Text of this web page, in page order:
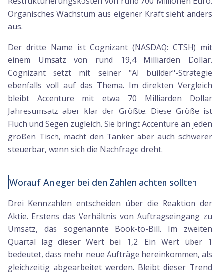
Organisches Wachstum aus eigener Kraft sieht anders
aus.
Der dritte Name ist Cognizant (NASDAQ: CTSH) mit
einem Umsatz von rund 19,4 Milliarden Dollar.
Cognizant setzt mit seiner "AI builder"-Strategie
ebenfalls voll auf das Thema. Im direkten Vergleich
bleibt Accenture mit etwa 70 Milliarden Dollar
Jahresumsatz aber klar der Größte. Diese Größe ist
Fluch und Segen zugleich. Sie bringt Accenture an jeden
großen Tisch, macht den Tanker aber auch schwerer
steuerbar, wenn sich die Nachfrage dreht.
Worauf Anleger bei den Zahlen achten sollten
Drei Kennzahlen entscheiden über die Reaktion der
Aktie. Erstens das Verhältnis von Auftragseingang zu
Umsatz, das sogenannte Book-to-Bill. Im zweiten
Quartal lag dieser Wert bei 1,2. Ein Wert über 1
bedeutet, dass mehr neue Aufträge hereinkommen, als
gleichzeitig abgearbeitet werden. Bleibt dieser Trend